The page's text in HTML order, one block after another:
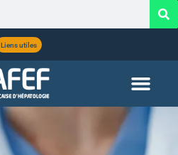
Liens utiles